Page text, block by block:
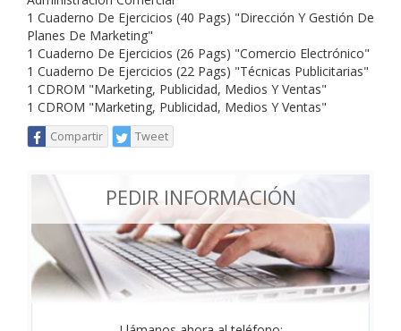
1 Cuaderno De Ejercicios (40 Pags) "Dirección Y Gestión De
Planes De Marketing"
1 Cuaderno De Ejercicios (26 Pags) "Comercio Electrónico"
1 Cuaderno De Ejercicios (22 Pags) "Técnicas Publicitarias"
1 CDROM "Marketing, Publicidad, Medios Y Ventas"
1 CDROM "Marketing, Publicidad, Medios Y Ventas"
Compartir Tweet
PEDIR INFORMACIÓN